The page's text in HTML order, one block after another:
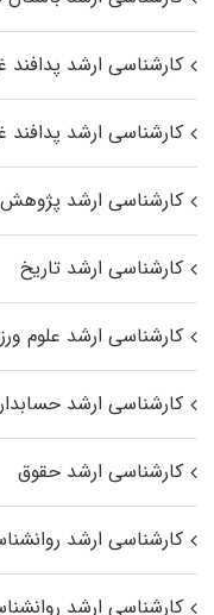
کارشناسی ارشد پدافند
کارشناسی ارشد پدافند
کارشناسی ارشد
کارشناسی ارشد تاریخ
کارشناسی ارشد علوم
کارشناسی ارشد
کارشناسی ارشد حقوق
کارشناسی ارشد
کارشناسی ارشد